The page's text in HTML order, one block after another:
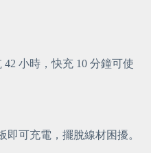
小時，快充 10 分鐘可使
可充電，擺脫線材困擾。